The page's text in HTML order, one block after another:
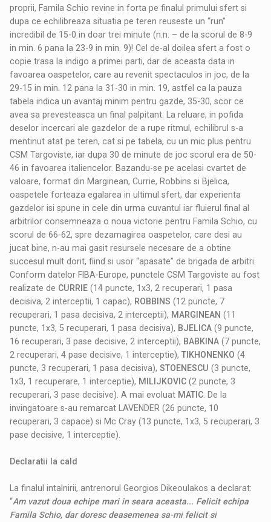
proprii, Famila Schio revine in forta pe finalul primului sfert si
dupa ce echilibreaza situatia pe teren reuseste un “run”
incredibil de 15-0 in doar trei minute (n.n. – de la scorul de 8-9
in min. 6 pana la 23-9 in min. 9)! Cel de-al doilea sfert a fost o
copie trasa la indigo a primei parti, dar de aceasta data in
favoarea oaspetelor, care au revenit spectaculos in joc, de la
29-15 in min. 12 pana la 31-30 in min. 19, astfel ca la pauza
tabela indica un avantaj minim pentru gazde, 35-30, scor ce
avea sa prevesteasca un final palpitant. La reluare, in pofida
deselor incercari ale gazdelor de a rupe ritmul, echilibrul s-a
mentinut atat pe teren, cat si pe tabela, cu un mic plus pentru
CSM Targoviste, iar dupa 30 de minute de joc scorul era de 50-
46 in favoarea italiencelor. Bazandu-se pe acelasi cvartet de
valoare, format din Marginean, Currie, Robbins si Bjelica,
oaspetele forteaza egalarea in ultimul sfert, dar experienta
gazdelor isi spune in cele din urma cuvantul iar fluierul final al
arbitrilor consemneaza o noua victorie pentru Famila Schio, cu
scorul de 66-62, spre dezamagirea oaspetelor, care desi au
jucat bine, n-au mai gasit resursele necesare de a obtine
succesul mult dorit, fiind si usor “apasate” de brigada de arbitri.
Conform datelor FIBA-Europe, punctele CSM Targoviste au fost
realizate de CURRIE (14 puncte, 1x3, 2 recuperari, 1 pasa
decisiva, 2 interceptii, 1 capac), ROBBINS (12 puncte, 7
recuperari, 1 pasa decisiva, 2 interceptii), MARGINEAN (11
puncte, 1x3, 5 recuperari, 1 pasa decisiva), BJELICA (9 puncte,
16 recuperari, 3 pase decisive, 2 interceptii), BABKINA (7 puncte,
2 recuperari, 4 pase decisive, 1 interceptie),TIKHONENKO (4
puncte, 3 recuperari, 1 pasa decisiva),STOENESCU (3 puncte,
1x3, 1 recuperare, 1 interceptie), MILIJKOVIC (2 puncte, 3
recuperari, 3 pase decisive). A mai evoluat MATIC . De la
invingatoare s-au remarcat LAVENDER (26 puncte, 10
recuperari, 3 capace) si Mc Cray (13 puncte, 1x3, 5 recuperari, 3
pase decisive, 1 interceptie).
Declaratii la cald
La finalul intalnirii, antrenorul Georgios Dikeoulakos a declarat:
“Am vazut doua echipe mari in seara aceasta... Felicit echipa
Famila Schio, dar doresc deasemenea sa-mi felicit si